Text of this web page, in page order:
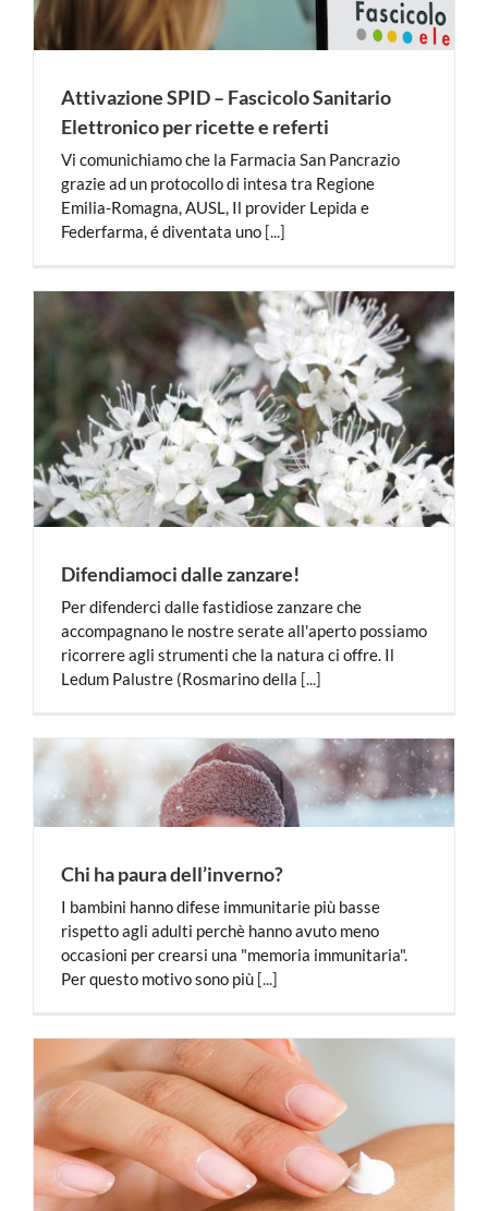
Attivazione SPID – Fascicolo Sanitario
Elettronico per ricette e referti
Vi comunichiamo che la Farmacia San Pancrazio
grazie ad un protocollo di intesa tra Regione
Emilia-Romagna, AUSL, Il provider Lepida e
Federfarma, é diventata uno [...]
Difendiamoci dalle zanzare!
Per difenderci dalle fastidiose zanzare che
accompagnano le nostre serate all'aperto possiamo
ricorrere agli strumenti che la natura ci offre. Il
Ledum Palustre (Rosmarino della [...]
Chi ha paura dell’inverno?
I bambini hanno difese immunitarie più basse
rispetto agli adulti perchè hanno avuto meno
occasioni per crearsi una "memoria immunitaria".
Per questo motivo sono più [...]